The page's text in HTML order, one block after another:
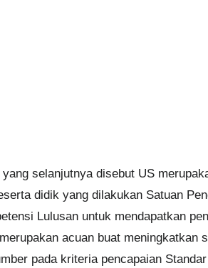
selanjutnya disebut US
didik yang dilakukan Satuan
Lulusan untuk mendapatkan
acuan buat meningkatkan
pada kriteria pencapaian